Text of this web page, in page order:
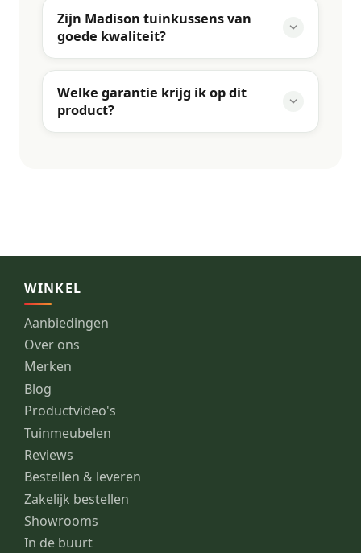
Zijn Madison tuinkussens van
goede kwaliteit?
Welke garantie krijg ik op dit
product?
WINKEL
Aanbiedingen
Over ons
Merken
Blog
Productvideo's
Tuinmeubelen
Reviews
Bestellen & leveren
Zakelijk bestellen
Showrooms
In de buurt